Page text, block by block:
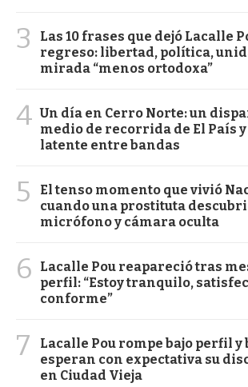
3
Las 10 frases que dejó Lacalle
regreso: libertad, política,
mirada “menos ortodoxa”
4 Un día en Cerro Norte: un
medio de recorrida de El País
latente entre bandas
5
El tenso momento que vivió
cuando una prostituta
micrófono y cámara oculta
6
Lacalle Pou reapareció tras
perfil: “Estoy tranquilo,
conforme”
7
Lacalle Pou rompe bajo perfil y
esperan con expectativa su
en Ciudad Vieja